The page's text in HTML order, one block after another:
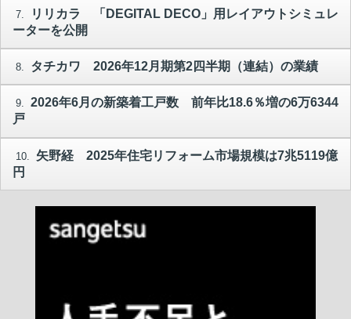
7.
リリカラ 「DEGITAL DECO」用レイアウトシミュレ
ーターを公開
8. タチカワ 2026年12月期第2四半期（連結）の業績
9. 2026年6月の新築着工戸数 前年比18.6％増の6万6344
戸
10.
矢野経 2025年住宅リフォーム市場規模は7兆5119億
円